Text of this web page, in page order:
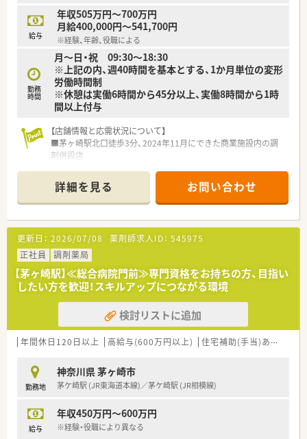
【職場環境と雰囲気】
■薬剤師の平均年齢は36歳と若手が多く活躍しており、社内ア
ンケートでも約8割が「雰囲気が良い」と回答する明るい職場で
す。
■商業施設内に位置するため、小さなお子様からお年寄りまで幅
広い層の患者様が来局される、活気あふれる環境が特徴です。
■定着率が非常に高く、産休や育休から復帰して時短勤務制度を
利用しながら長く働き続けているスタッフが多数在籍していま
す。
給与
年収505万円～700万円
月給400,000円～541,700円
※経験、年齢、役職による
勤務
時間
月～日・祝 09:30～18:30
※上記の内、週40時間を基本とする、1か月単位の変形
労働時間制
※休憩は実働6時間から45分以上、実働8時間から1時
間以上付与
【店舗情報と応需状況について】
■茅ヶ崎駅北口徒歩3分、2024年11月にできた商業施設内の調
剤併設店
クが入っており、眼科も開院予定
■商業施設内の店舗で土日祝も開局しているため面対応で幅広
い科目を応需
【募集背景と求める人物像について】
■新規開局のため処方箋枚数や勤務者数は未確定ですが、オープ
ニングスタッフとして薬局の立ち上げに携われます
■茅ヶ崎市内や神奈川県内に多数出店しており、他店舗での勤務
経験も積むことができます
■新しい環境で店舗づくりにチャレンジしたい方や、自身の経験
を活かして店舗や地域を盛り上げていける方に最適な職場です
【勤務実態について】
■年間休日は117日確保、月9～11日の公休に加え、有給休暇や
■入社2年目からはほぼ全員が7日間の連続休暇を取得、プライ
ベートや旅行などの時間も大切にできます
■勤務時間は調剤部門の開局時間に合わせてシフトが組まれま
導入している店舗もあります）
詳細を見る お問い合わせ
更新日： 2026/07/08 薬剤師求人ID： 545975
正社員
調剤薬局
【茅ヶ崎駅】≪総合病院門前≫専門資格をお持ちの方、目指い
したい方を歓迎！スキルアップにつながる環境
検討リストに追加
年間休日120日以上 高給与(600万円以上) 住宅補助(手当)あり
勤務地
神奈川県 茅ヶ崎市
茅ケ崎駅 (JR東海道本線)／茅ケ崎駅 (JR相模線)
給与
年収450万円～600万円
※経験・役職により異なる